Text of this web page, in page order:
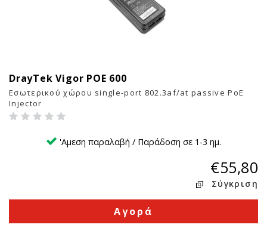
DrayTek Vigor POE 600
Εσωτερικού χώρου single-port 802.3af/at passive PoE
Injector
'Αμεση παραλαβή / Παράδοση σε 1-3 ημ.
€55,80
Σύγκριση
Αγορά